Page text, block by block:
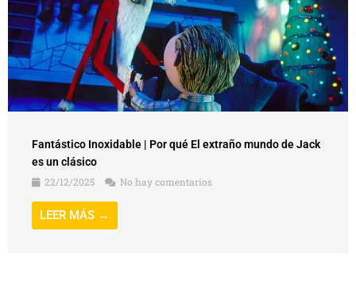
Fantástico Inoxidable | Por qué El extraño mundo de Jack
es un clásico
22/12/2025
No hay comentarios
LEER MÁS →